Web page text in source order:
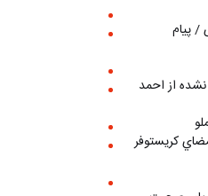
/ پیام
از احمد
كريستوفر